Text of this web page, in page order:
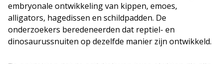
embryonale ontwikkeling van kippen, emoes,
alligators, hagedissen en schildpadden. De
onderzoekers beredeneerden dat reptiel- en
dinosaurussnuiten op dezelfde manier zijn ontwikkeld.